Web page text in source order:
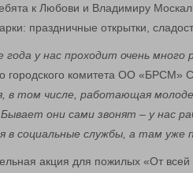
к Любови и Владимиру
праздничные открытки,
года у нас проходит очень много
городского комитета ОО «БРСМ»
в том числе, работающая
Бывает они сами звонят – у нас
в социальные службы, а там уже
акция для пожилых «От